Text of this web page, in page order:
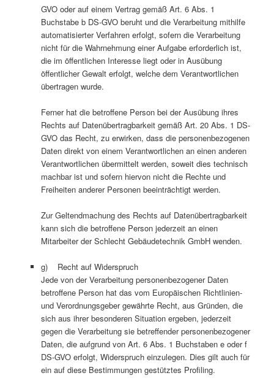
GVO oder auf einem Vertrag gemäß Art. 6 Abs. 1
Buchstabe b DS-GVO beruht und die Verarbeitung mithilfe
automatisierter Verfahren erfolgt, sofern die Verarbeitung
nicht für die Wahrnehmung einer Aufgabe erforderlich ist,
die im öffentlichen Interesse liegt oder in Ausübung
öffentlicher Gewalt erfolgt, welche dem Verantwortlichen
übertragen wurde.
Ferner hat die betroffene Person bei der Ausübung ihres
Rechts auf Datenübertragbarkeit gemäß Art. 20 Abs. 1 DS-
GVO das Recht, zu erwirken, dass die personenbezogenen
Daten direkt von einem Verantwortlichen an einen anderen
Verantwortlichen übermittelt werden, soweit dies technisch
machbar ist und sofern hiervon nicht die Rechte und
Freiheiten anderer Personen beeinträchtigt werden.
Zur Geltendmachung des Rechts auf Datenübertragbarkeit
kann sich die betroffene Person jederzeit an einen
Mitarbeiter der Schlecht Gebäudetechnik GmbH wenden.
g) Recht auf Widerspruch
Jede von der Verarbeitung personenbezogener Daten
betroffene Person hat das vom Europäischen Richtlinien-
und Verordnungsgeber gewährte Recht, aus Gründen, die
sich aus ihrer besonderen Situation ergeben, jederzeit
gegen die Verarbeitung sie betreffender personenbezogener
Daten, die aufgrund von Art. 6 Abs. 1 Buchstaben e oder f
DS-GVO erfolgt, Widerspruch einzulegen. Dies gilt auch für
ein auf diese Bestimmungen gestütztes Profiling.